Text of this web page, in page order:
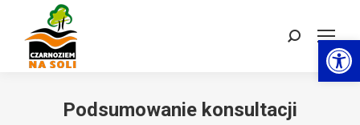
Szukaj:
Podsumowanie konsultacji